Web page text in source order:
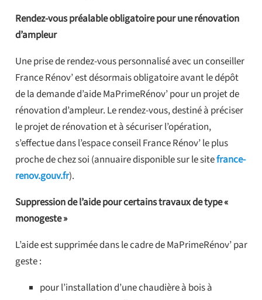
Rendez-vous préalable obligatoire pour une rénovation
d’ampleur
Une prise de rendez-vous personnalisé avec un conseiller
France Rénov’ est désormais obligatoire avant le dépôt
de la demande d’aide MaPrimeRénov’ pour un projet de
rénovation d’ampleur. Le rendez-vous, destiné à préciser
le projet de rénovation et à sécuriser l’opération,
s’effectue dans l’espace conseil France Rénov’ le plus
proche de chez soi (annuaire disponible sur le sitefrance-
renov.gouv.fr).
Suppression de l’aide pour certains travaux de type «
monogeste »
L’aide est supprimée dans le cadre deMaPrimeRénov’ par
geste :
pour l’installation d’une chaudière à bois à